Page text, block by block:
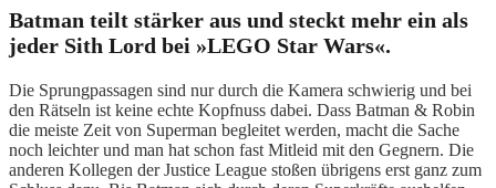
Batman teilt stärker aus und steckt mehr ein als
jeder Sith Lord bei »LEGO Star Wars«.
Die Sprungpassagen sind nur durch die Kamera schwierig und bei
den Rätseln ist keine echte Kopfnuss dabei. Dass Batman & Robin
die meiste Zeit von Superman begleitet werden, macht die Sache
noch leichter und man hat schon fast Mitleid mit den Gegnern. Die
anderen Kollegen der Justice League stoßen übrigens erst ganz zum